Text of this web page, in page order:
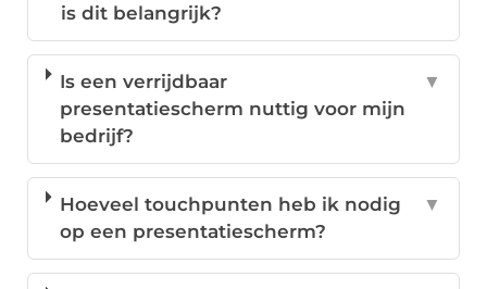
is dit belangrijk?
Is een verrijdbaar
presentatiescherm nuttig voor mijn
bedrijf?
▼
Hoeveel touchpunten heb ik nodig
op een presentatiescherm?
▼